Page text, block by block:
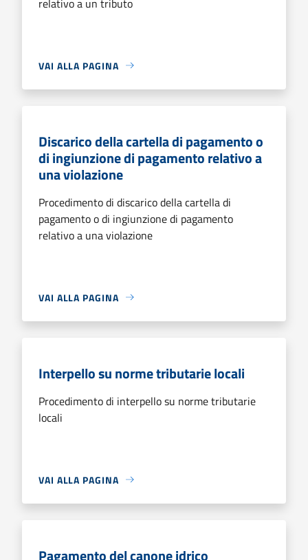
VAI ALLA PAGINA
Discarico della cartella di pagamento o
di ingiunzione di pagamento relativo a
una violazione
Procedimento di discarico della cartella di
pagamento o di ingiunzione di pagamento
relativo a una violazione
VAI ALLA PAGINA
Interpello su norme tributarie locali
Procedimento di interpello su norme tributarie
locali
VAI ALLA PAGINA
Pagamento del canone idrico